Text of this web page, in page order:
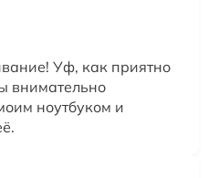
Уф, как приятно
внимательно
ноутбуком и